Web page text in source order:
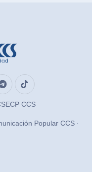
ECP CCS
Popular CCS ·